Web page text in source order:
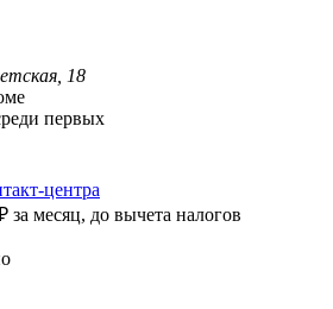
18
первых
центра
за месяц, до вычета налогов